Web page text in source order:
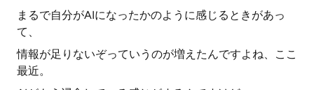
まるで自分がAIになったかのように感じるときがあっ
て、
情報が足りないぞっていうのが増えたんですよね、ここ
最近。